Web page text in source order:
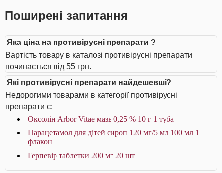
Поширені запитання
Яка ціна на противірусні препарати ?
Вартість товару в каталозі противірусні препарати
починається від 55 грн.
Які противірусні препарати найдешевші?
Недорогими товарами в категорії противірусні
препарати є:
Оксолін Arbor Vitae мазь 0,25 % 10 г 1 туба
Парацетамол для дітей сироп 120 мг/5 мл 100 мл 1
флакон
Герпевір таблетки 200 мг 20 шт